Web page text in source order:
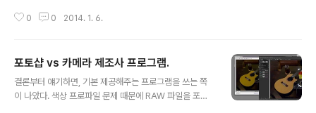
연결하는 것이 보안상 좋을 듯합니다. 스마트폰에서 카메
째지는데, 이후 입력 음량을 줄이는 듯. 영상과 음성 파일을 분리한 후, 골드웨이
아이폰에 EIM-003 장착해서 찍는 것이 나을 듯. 외장 마이크를 쓸 수 있는 기
종이 아니기 때문에, 음질을 특별히 신경쓰지 않아도 되는 일반 촬영용만 써야
겠다.
0 0 2014. 1. 6.
포토샵 vs 카메라 제조사 프로그램.
결론부터 얘기하면, 기본 제공해주는 프로그램을 쓰는 쪽
이 나았다. 색상 프로파일 문제 때문에 RAW 파일을 포토